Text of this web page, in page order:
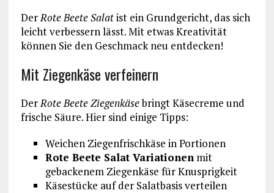
Der Rote Beete Salatist ein Grundgericht, das sich
leicht verbessern lässt. Mit etwas Kreativität
können Sie den Geschmack neu entdecken!
Mit Ziegenkäse verfeinern
Der Rote Beete Ziegenkäsebringt Käsecreme und
frische Säure. Hier sind einige Tipps:
Weichen Ziegenfrischkäse in Portionen
Rote Beete Salat Variationen mit
gebackenem Ziegenkäse für Knusprigkeit
Käsestücke auf der Salatbasis verteilen